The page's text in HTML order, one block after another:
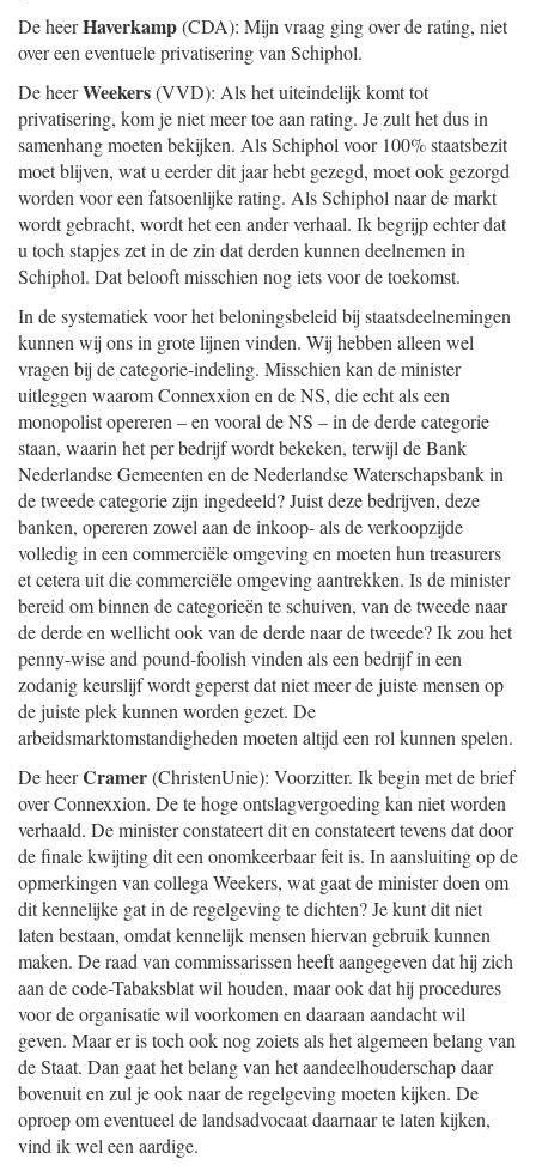
De heerHaverkamp(CDA): Mijn vraag ging over de rating, niet
over een eventuele privatisering van Schiphol.
De heerWeekers(VVD): Als het uiteindelijk komt tot
privatisering, kom je niet meer toe aan rating. Je zult het dus in
samenhang moeten bekijken. Als Schiphol voor 100% staatsbezit
moet blijven, wat u eerder dit jaar hebt gezegd, moet ook gezorgd
worden voor een fatsoenlijke rating. Als Schiphol naar de markt
wordt gebracht, wordt het een ander verhaal. Ik begrijp echter dat
u toch stapjes zet in de zin dat derden kunnen deelnemen in
Schiphol. Dat belooft misschien nog iets voor de toekomst.
In de systematiek voor het beloningsbeleid bij staatsdeelnemingen
kunnen wij ons in grote lijnen vinden. Wij hebben alleen wel
vragen bij de categorie-indeling. Misschien kan de minister
uitleggen waarom Connexxion en de NS, die echt als een
monopolist opereren – en vooral de NS – in de derde categorie
staan, waarin het per bedrijf wordt bekeken, terwijl de Bank
Nederlandse Gemeenten en de Nederlandse Waterschapsbank in
de tweede categorie zijn ingedeeld? Juist deze bedrijven, deze
banken, opereren zowel aan de inkoop- als de verkoopzijde
volledig in een commerciële omgeving en moeten hun treasurers
et cetera uit die commerciële omgeving aantrekken. Is de minister
bereid om binnen de categorieën te schuiven, van de tweede naar
de derde en wellicht ook van de derde naar de tweede? Ik zou het
penny-wise and pound-foolish vinden als een bedrijf in een
zodanig keurslijf wordt geperst dat niet meer de juiste mensen op
de juiste plek kunnen worden gezet. De
arbeidsmarktomstandigheden moeten altijd een rol kunnen spelen.
De heerCramer(ChristenUnie): Voorzitter. Ik begin met de brief
over Connexxion. De te hoge ontslagvergoeding kan niet worden
verhaald. De minister constateert dit en constateert tevens dat door
de finale kwijting dit een onomkeerbaar feit is. In aansluiting op de
opmerkingen van collega Weekers, wat gaat de minister doen om
dit kennelijke gat in de regelgeving te dichten? Je kunt dit niet
laten bestaan, omdat kennelijk mensen hiervan gebruik kunnen
maken. De raad van commissarissen heeft aangegeven dat hij zich
aan de code-Tabaksblat wil houden, maar ook dat hij procedures
voor de organisatie wil voorkomen en daaraan aandacht wil
geven. Maar er is toch ook nog zoiets als het algemeen belang van
de Staat. Dan gaat het belang van het aandeelhouderschap daar
bovenuit en zul je ook naar de regelgeving moeten kijken. De
oproep om eventueel de landsadvocaat daarnaar te laten kijken,
vind ik wel een aardige.